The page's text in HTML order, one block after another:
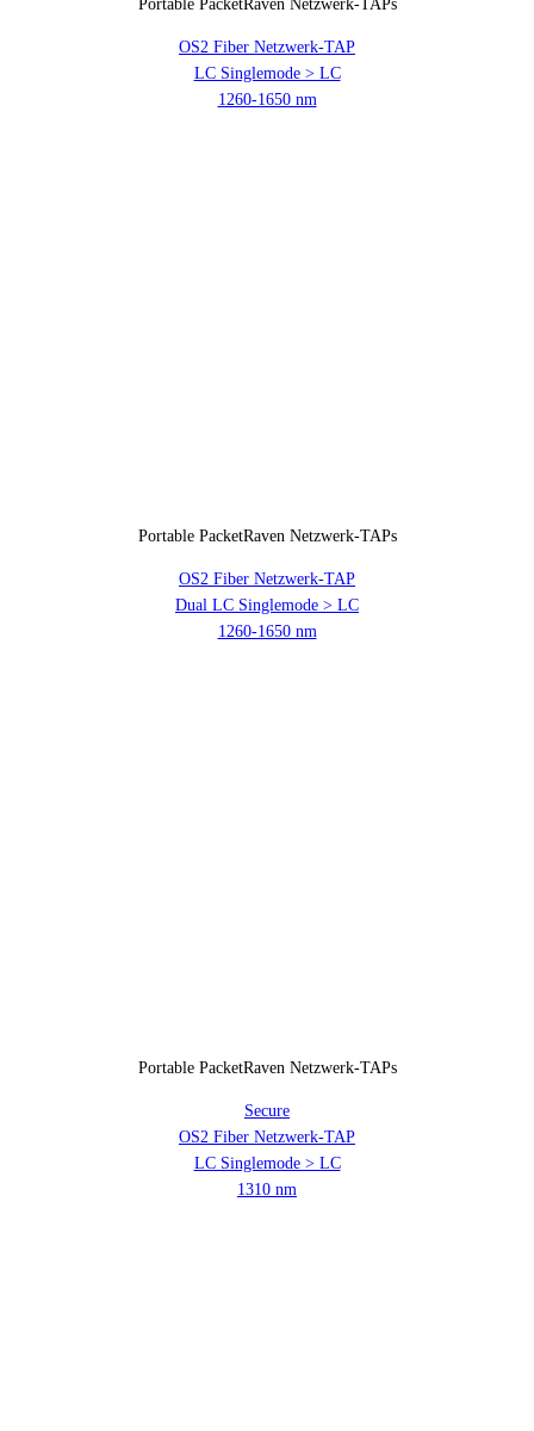
Portable PacketRaven Netzwerk-TAPs
OS2 Fiber Netzwerk-TAP
LC Singlemode > LC
1260-1650 nm
Portable PacketRaven Netzwerk-TAPs
OS2 Fiber Netzwerk-TAP
Dual LC Singlemode > LC
1260-1650 nm
Portable PacketRaven Netzwerk-TAPs
Secure
OS2 Fiber Netzwerk-TAP
LC Singlemode > LC
1310 nm